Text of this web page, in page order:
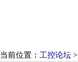
当前位置： 工控论坛 >